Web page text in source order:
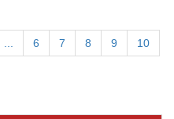
6 7 8 9 10
tiếp nhận vào làm công